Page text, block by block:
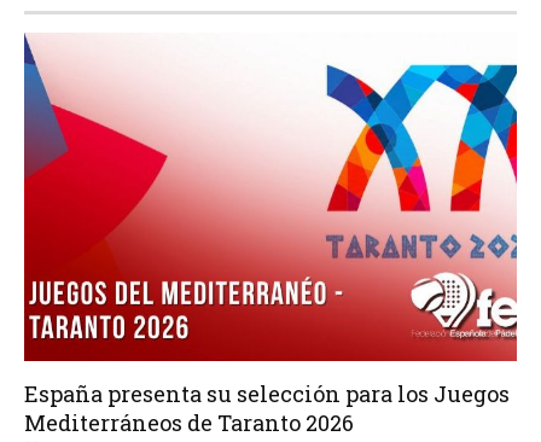
España presenta su selección para los Juegos
Mediterráneos de Taranto 2026